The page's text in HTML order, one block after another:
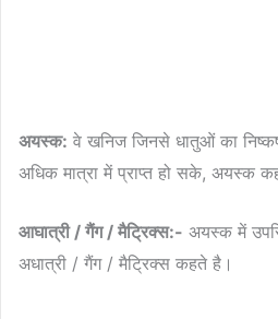
अयस्क: वे खनिज जिनसे धातुओं का
अधिक मात्रा में प्राप्त हो सके, अयस्क
आघात्री / गैंग / मैट्रिक्स:- अयस्क में
अधात्री / गैंग / मैट्रिक्स कहते है।